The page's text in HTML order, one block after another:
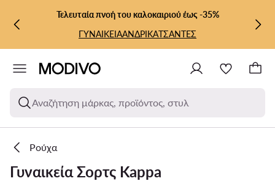
ΜΕΤΆΒΑΣΗ ΣΤΟ ΚΎΡΙΟ ΠΕΡΙΕΧΌΜΕΝΟ
ΜΕΤΆΒΑΣΗ ΣΤΗΝ ΑΝΑΖΉΤΗΣΗ
Τελευταία πνοή του καλοκαιριού έως -35%
ΓΥΝΑΙΚΕΙΑΑΝΔΡΙΚΑΤΣΑΝΤΕΣ
Αναζήτηση μάρκας, προϊόντος, στυλ
Ρούχα
Γυναικεία Σορτς Kappa